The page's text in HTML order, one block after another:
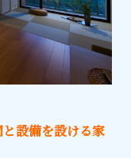
設備を設ける家